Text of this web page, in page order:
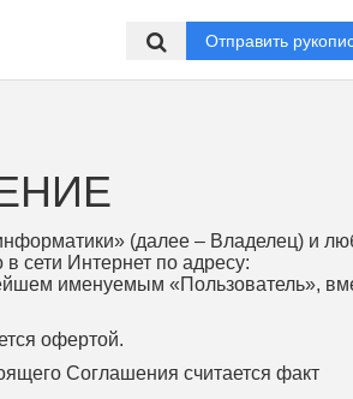
Отправить
(далее – Владелец) и
сети Интернет по адресу:
именуемым «Пользователь»,
офертой.
Соглашения считается факт